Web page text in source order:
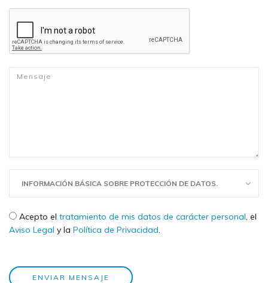
Mensaje*
INFORMACIÓN BÁSICA SOBRE PROTECCIÓN DE DATOS.
Check legal *
Acepto el tratamiento de mis datos de carácter personal, el
Aviso Legal y la Política de Privacidad.
ENVIAR MENSAJE